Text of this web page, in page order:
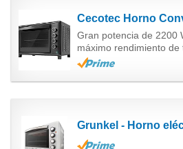
Gran potencia de 2200
máximo rendimiento de